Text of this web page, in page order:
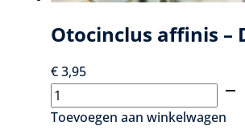
Otocinclus affinis –
€3,95
Otocinclus
affinis
-
Toevoegen aan winkelwagen